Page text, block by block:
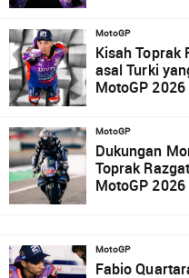
MotoGP
Kisah Toprak
asal Turki
MotoGP 2026
MotoGP
Dukungan
Toprak
MotoGP 2026
MotoGP
Fabio